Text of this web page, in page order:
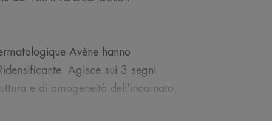
Avène hanno
Agisce sui 3 segni
e di omogeneità dell'incarnato,